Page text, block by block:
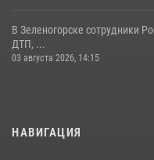
В Зеленогорске сотрудники
ДТП, ...
03 августа 2026, 14:15
НАВИГАЦИЯ